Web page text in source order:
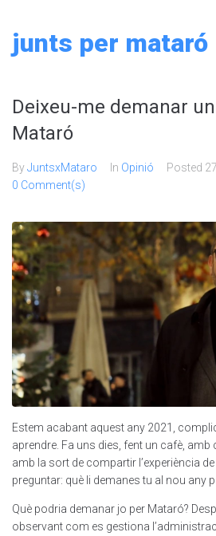
junts per mataró
Deixeu-me demanar
Mataró
ByJuntsxMataro In Opinió Posted
0 Comment(s)
Estem acabant aquest any 2021,
aprendre. Fa uns dies, fent un cafè,
amb la sort de compartir l’experiència
preguntar: què li demanes tu al nou any
Què podria demanar jo per Mataró?
observant com es gestiona